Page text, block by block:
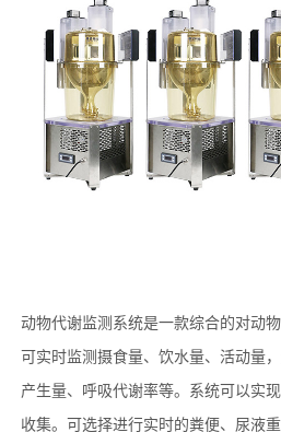
动物代谢监测系统是一款综合的对动
可实时监测摄食量、 饮水量、活动量，
产生量、呼吸代谢率等。系统可以实
收集。 可选择进行实时的粪便、尿液